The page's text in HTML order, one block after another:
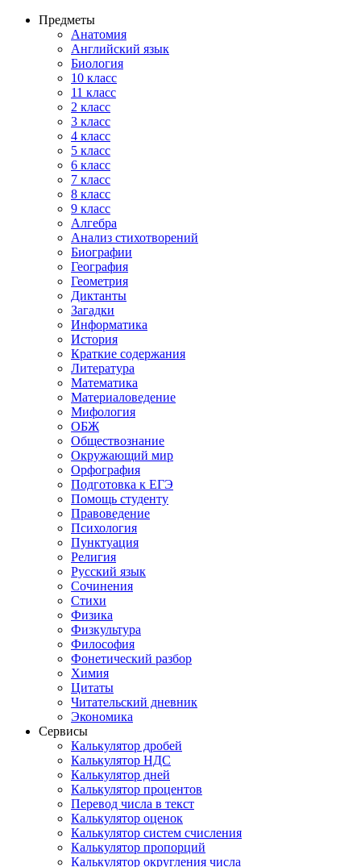
Предметы
Анатомия
Английский язык
Биология
10 класс
11 класс
2 класс
3 класс
4 класс
5 класс
6 класс
7 класс
8 класс
9 класс
Алгебра
Анализ стихотворений
Биографии
География
Геометрия
Диктанты
Загадки
Информатика
История
Краткие содержания
Литература
Математика
Материаловедение
Мифология
ОБЖ
Обществознание
Окружающий мир
Орфография
Подготовка к ЕГЭ
Помощь студенту
Правоведение
Психология
Пунктуация
Религия
Русский язык
Сочинения
Стихи
Физика
Физкультура
Философия
Фонетический разбор
Химия
Цитаты
Читательский дневник
Экономика
Сервисы
Калькулятор дробей
Калькулятор НДС
Калькулятор дней
Калькулятор процентов
Перевод числа в текст
Калькулятор оценок
Калькулятор систем счисления
Калькулятор пропорций
Калькулятор округления числа